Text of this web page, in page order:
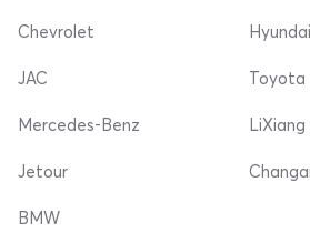
Chevrolet Hyundai
JAC
Mercedes-Benz
Jetour
Toyota
LiXiang
BMW